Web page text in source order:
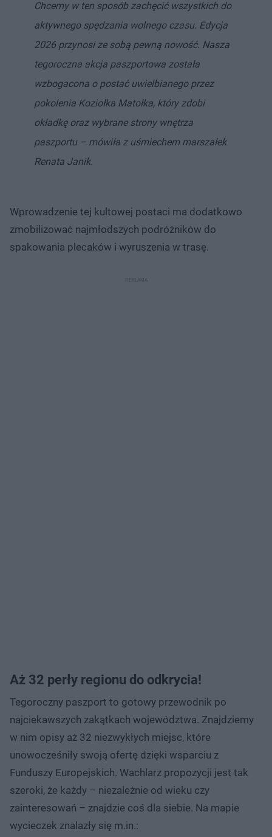
Chcemy w ten sposób zachęcić wszystkich do
aktywnego spędzania wolnego czasu. Edycja
2026 przynosi ze sobą pewną nowość. Nasza
tegoroczna akcja paszportowa została
wzbogacona o postać uwielbianego przez
pokolenia Koziołka Matołka, który zdobi
okładkę oraz wybrane strony wnętrza
paszportu – mówiła z uśmiechem marszałek
Renata Janik.
Wprowadzenie tej kultowej postaci ma dodatkowo
zmobilizować najmłodszych podróżników do
spakowania plecaków i wyruszenia w trasę.
Aż 32 perły regionu do odkrycia!
Tegoroczny paszport to gotowy przewodnik po
najciekawszych zakątkach województwa. Znajdziemy
w nim opisy aż 32 niezwykłych miejsc, które
unowocześniły swoją ofertę dzięki wsparciu z
Funduszy Europejskich. Wachlarz propozycji jest tak
szeroki, że każdy – niezależnie od wieku czy
zainteresowań – znajdzie coś dla siebie. Na mapie
wycieczek znalazły się m.in.: